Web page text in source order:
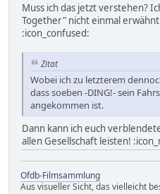
Muss ich das jetzt verstehen?
Together" nicht einmal
:icon_confused:
Zitat
Wobei ich zu letzterem
dass soeben -DING!- sein
angekommen ist.
Dann kann ich euch
allen Gesellschaft leisten!
Ofdb-Filmsammlung
Aus visueller Sicht, das vielleicht